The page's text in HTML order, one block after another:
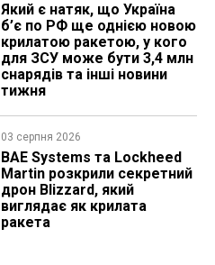
Який є натяк, що Україна
б’є по РФ ще однією новою
крилатою ракетою, у кого
для ЗСУ може бути 3,4 млн
снарядів та інші новини
тижня
03 серпня 2026
BAE Systems та Lockheed
Martin розкрили секретний
дрон Blizzard, який
виглядає як крилата
ракета